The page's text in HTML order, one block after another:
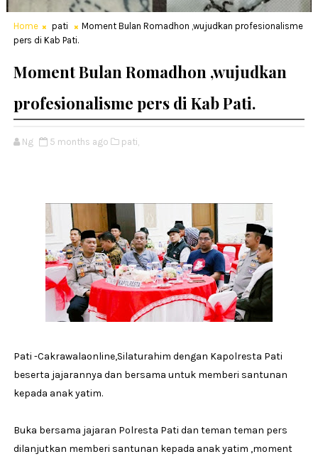
Home pati
Moment Bulan Romadhon ,wujudkan profesionalisme
pers di Kab Pati.
Moment Bulan Romadhon ,wujudkan
profesionalisme pers di Kab Pati.
Ng 5 months ago pati,
Pati -Cakrawalaonline,Silaturahim dengan Kapolresta Pati
beserta jajarannya dan bersama untuk memberi santunan
kepada anak yatim.
Buka bersama jajaran Polresta Pati dan teman teman pers
dilanjutkan memberi santunan kepada anak yatim ,moment